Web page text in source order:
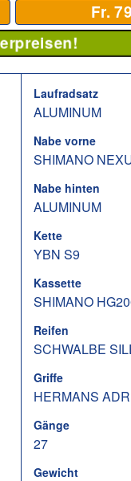
Fr.
Laufradsatz
ALUMINUM
Nabe vorne
SHIMANO
Nabe hinten
ALUMINUM
Kette
YBN S9
Kassette
SHIMANO
Reifen
SCHWALBE
Griffe
HERMANS
Gänge
27
Gewicht